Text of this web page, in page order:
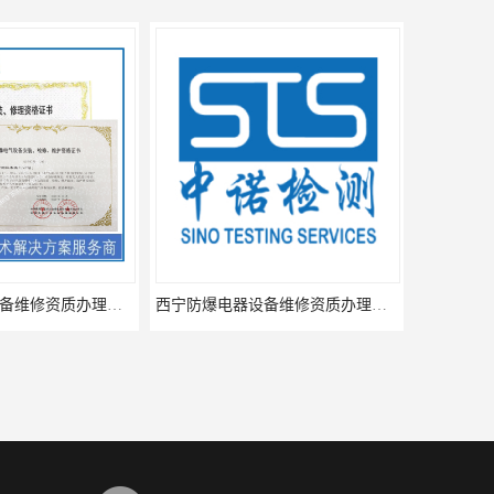
海口防爆电器设备维修资质办理周期 西宁防爆电器设备维修资质办理流程